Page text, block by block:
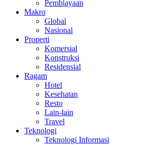
Pembiayaan
Makro
Global
Nasional
Properti
Komersial
Konstruksi
Residensial
Ragam
Hotel
Kesehatan
Resto
Lain-lain
Travel
Teknologi
Teknologi Informasi